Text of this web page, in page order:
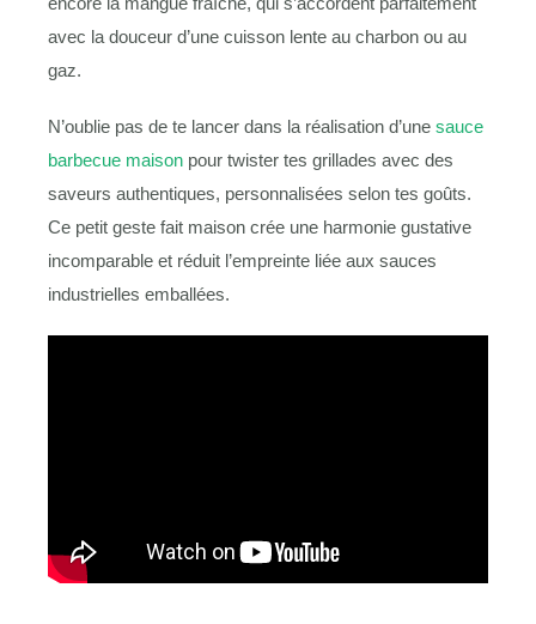
avec la douceur d’une cuisson lente au charbon ou au
gaz.
N’oublie pas de te lancer dans la réalisation d’une sauce
barbecue maison pour twister tes grillades avec des
saveurs authentiques, personnalisées selon tes goûts.
Ce petit geste fait maison crée une harmonie gustative
incomparable et réduit l’empreinte liée aux sauces
industrielles emballées.